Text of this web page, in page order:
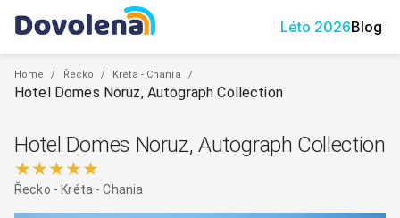
Léto 2026Blog
Home / Řecko / Kréta - Chania /
Hotel Domes Noruz, Autograph Collection
Hotel Domes Noruz, Autograph Collection
★★★★★
Řecko - Kréta - Chania